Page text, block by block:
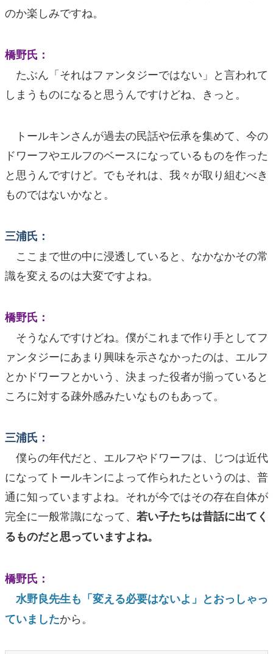
のか楽しみですね。
橋野氏：
たぶん「それはファンタジーではない」と言われて
しまうものになると思うんですけどね、きっと。
トールキンさんが過去の民話や伝承を集めて、今の
ドワーフやエルフのベースになっているものを作った
と思うんですけど。でもそれは、我々が取り組むべき
ものではないかなと。
三浦氏：
ここまで世の中に浸透していると、なかなかその常
識を変えるのは大変ですよね。
橋野氏：
そうなんですけどね。僕がこれまで作り手としてフ
ァンタジーにあまり興味を示さなかったのは、エルフ
とかドワーフとかいう、決まった役者が揃っていると
ころに対する疎外感みたいなものもあって。
三浦氏：
僕らの年代だと、エルフやドワーフは、じつは近代
になってトールキンによって作られたというのは、普
通に知っていますよね。それが今ではその存在自体が
完全に一般常識になって、 若い子たちは昔話に出てく
るものだと思っていますよね。
橋野氏：
水野良先生も「変える必要はないよ」とおっしゃっ
ていましたから。